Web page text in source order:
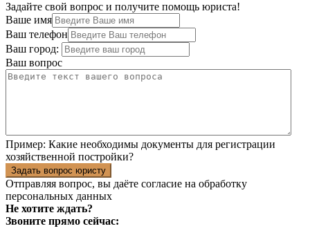
Задайте свой вопрос и получите помощь юриста!
Ваше имя
Ваш телефон
Ваш город:
Ваш вопрос
Пример: Какие необходимы документы для регистрации
хозяйственной постройки?
Задать вопрос юристу
Отправляя вопрос, вы даёте согласие на обработку
персональных данных
Не хотите ждать?
Звоните прямо сейчас: